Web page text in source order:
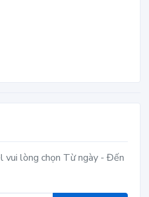
vui lòng chọn Từ ngày - Đến